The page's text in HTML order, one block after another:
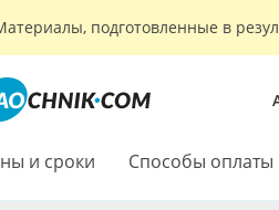
подготовленные в
и сроки Способы оплаты